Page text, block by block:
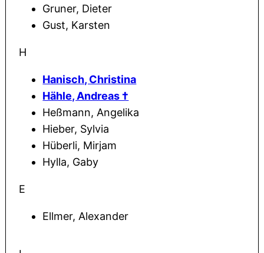
Gruner, Dieter
Gust, Karsten
H
Hanisch, Christina
Hähle, Andreas †
Heßmann, Angelika
Hieber, Sylvia
Hüberli, Mirjam
Hylla, Gaby
E
Ellmer, Alexander